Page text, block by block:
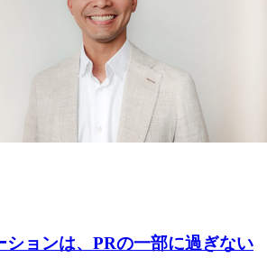
ションは、PRの一部に過ぎない